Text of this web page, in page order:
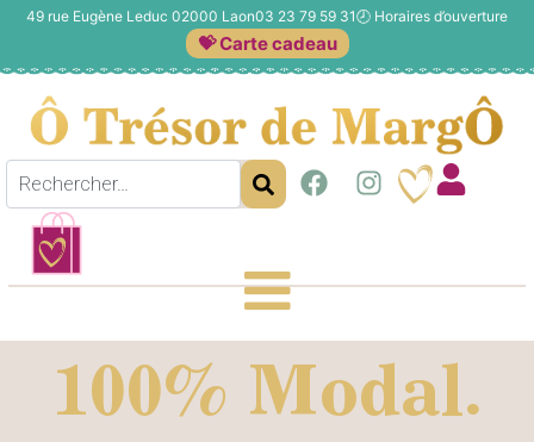
49 rue Eugène Leduc 02000 Laon03 23 79 59 31🕗 Horaires d’ouverture
💝 Carte cadeau
100% Modal.